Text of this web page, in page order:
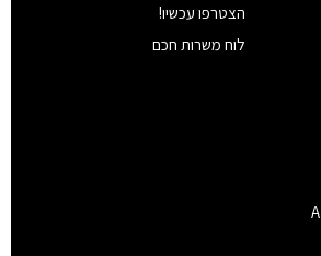
הצטרפו עכשיו!
לוח משרות חכם